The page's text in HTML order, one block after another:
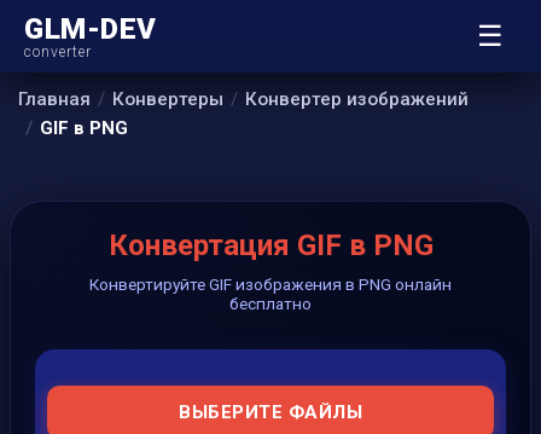
GLM-DEV
converter ☰
Главная Конвертеры
Конвертер изображений
GIF в PNG
Конвертация GIF в PNG
Конвертируйте GIF изображения в PNG онлайн
бесплатно
ВЫБЕРИТЕ ФАЙЛЫ